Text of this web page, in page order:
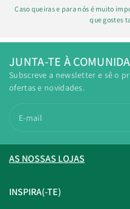
Caso queiras e para nós é muito
que gostes
JUNTA-TE À
Subscreve a newsletter e sê o
ofertas e novidades.
E-mail
AS NOSSAS LOJAS
INSPIRA(-TE)